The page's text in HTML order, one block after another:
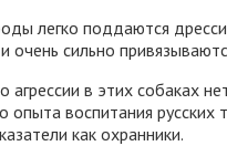
легко поддаются
очень сильно
агрессии в этих собаках
опыта воспитания русских
как охранники.